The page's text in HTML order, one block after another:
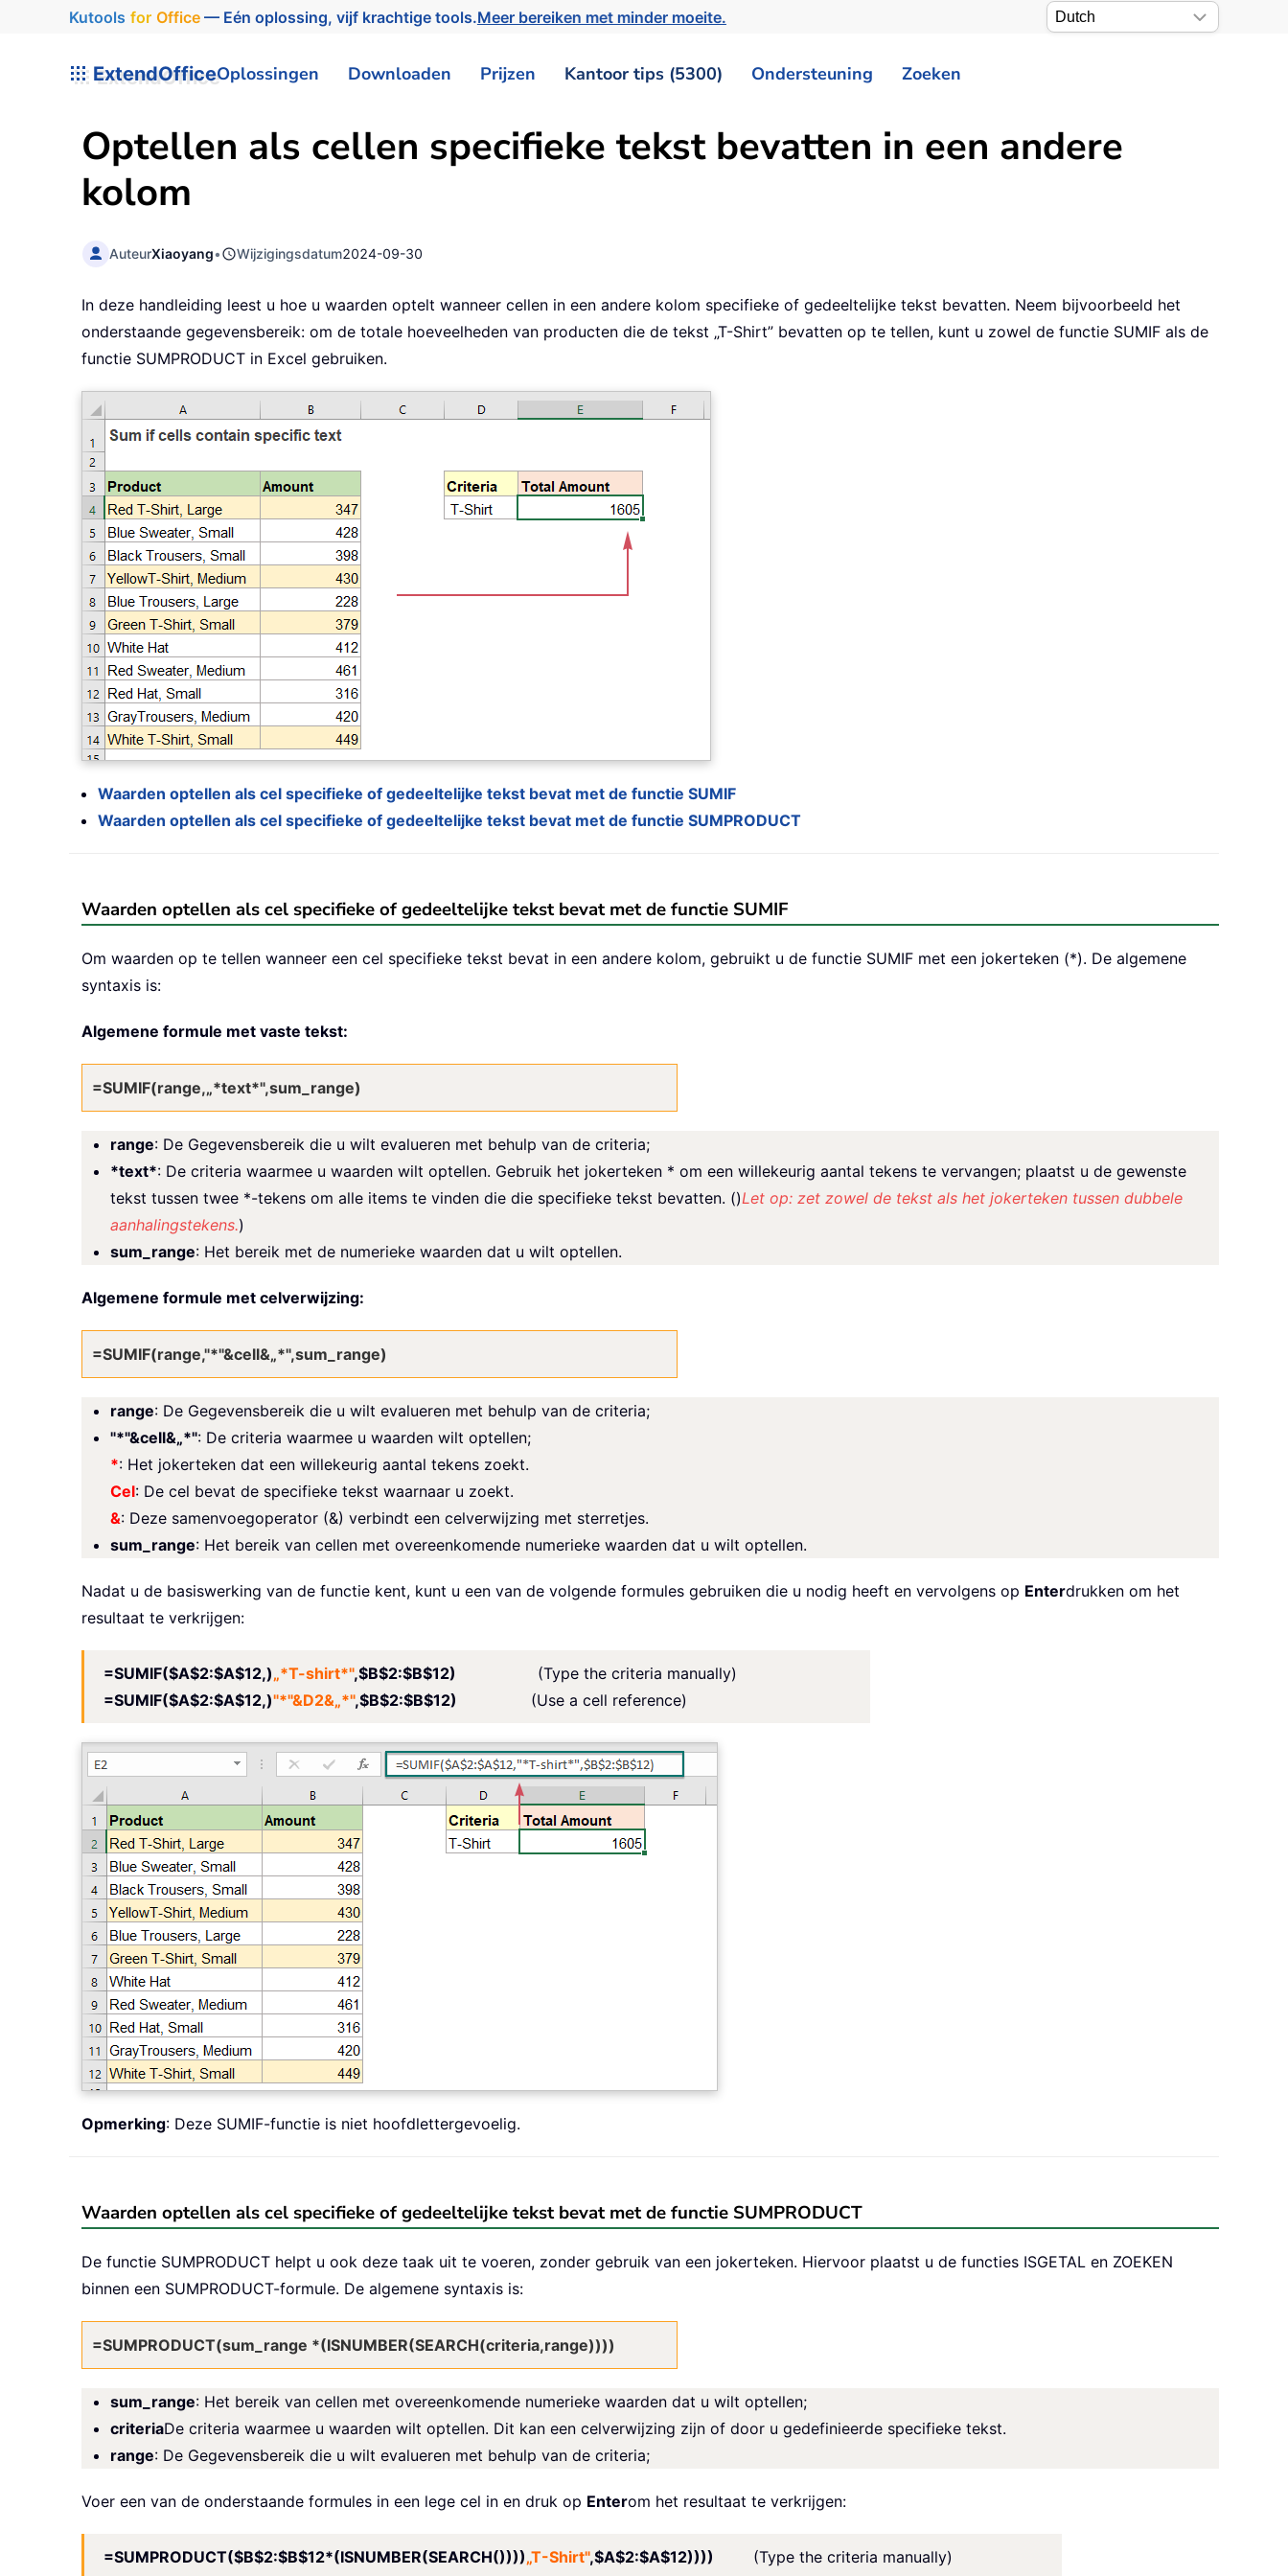
Kutools for Office— Eén oplossing, vijf krachtige tools.Meer bereiken met minder moeite.
ExtendOfficeOplossingen Downloaden Prijzen Kantoor tips (5300) Ondersteuning Zoeken
Optellen als cellen specifieke tekst bevatten in een andere
kolom
AuteurXiaoyang• Wijzigingsdatum2024-09-30
In deze handleiding leest u hoe u waarden optelt wanneer cellen in een andere kolom specifieke of gedeeltelijke tekst bevatten. Neem bijvoorbeeld het
onderstaande gegevensbereik: om de totale hoeveelheden van producten die de tekst „T-Shirt” bevatten op te tellen, kunt u zowel de functie SUMIF als de
functie SUMPRODUCT in Excel gebruiken.
Waarden optellen als cel specifieke of gedeeltelijke tekst bevat met de functie SUMIF
Waarden optellen als cel specifieke of gedeeltelijke tekst bevat met de functie SUMPRODUCT
Waarden optellen als cel specifieke of gedeeltelijke tekst bevat met de functie SUMIF
Om waarden op te tellen wanneer een cel specifieke tekst bevat in een andere kolom, gebruikt u de functie SUMIF met een jokerteken (*). De algemene
syntaxis is:
Algemene formule met vaste tekst:
=SUMIF(range,„*text*",sum_range)
range: De Gegevensbereik die u wilt evalueren met behulp van de criteria;
*text*: De criteria waarmee u waarden wilt optellen. Gebruik het jokerteken * om een willekeurig aantal tekens te vervangen; plaatst u de gewenste
tekst tussen twee *-tekens om alle items te vinden die die specifieke tekst bevatten. ()Let op: zet zowel de tekst als het jokerteken tussen dubbele
aanhalingstekens.)
sum_range: Het bereik met de numerieke waarden dat u wilt optellen.
Algemene formule met celverwijzing:
=SUMIF(range,"*"&cell&„*",sum_range)
range: De Gegevensbereik die u wilt evalueren met behulp van de criteria;
"*"&cell&„*": De criteria waarmee u waarden wilt optellen;
*: Het jokerteken dat een willekeurig aantal tekens zoekt.
Cel: De cel bevat de specifieke tekst waarnaar u zoekt.
&: Deze samenvoegoperator (&) verbindt een celverwijzing met sterretjes.
sum_range: Het bereik van cellen met overeenkomende numerieke waarden dat u wilt optellen.
Nadat u de basiswerking van de functie kent, kunt u een van de volgende formules gebruiken die u nodig heeft en vervolgens op Enterdrukken om het
resultaat te verkrijgen:
=SUMIF($A$2:$A$12,)„*T-shirt*",$B$2:$B$12)
(Type the criteria manually)
=SUMIF($A$2:$A$12,)"*"&D2&„*",$B$2:$B$12) (Use a cell reference)
Opmerking: Deze SUMIF-functie is niet hoofdlettergevoelig.
Waarden optellen als cel specifieke of gedeeltelijke tekst bevat met de functie SUMPRODUCT
De functie SUMPRODUCT helpt u ook deze taak uit te voeren, zonder gebruik van een jokerteken. Hiervoor plaatst u de functies ISGETAL en ZOEKEN
binnen een SUMPRODUCT-formule. De algemene syntaxis is:
=SUMPRODUCT(sum_range *(ISNUMBER(SEARCH(criteria,range))))
sum_range: Het bereik van cellen met overeenkomende numerieke waarden dat u wilt optellen;
criteriaDe criteria waarmee u waarden wilt optellen. Dit kan een celverwijzing zijn of door u gedefinieerde specifieke tekst.
range: De Gegevensbereik die u wilt evalueren met behulp van de criteria;
Voer een van de onderstaande formules in een lege cel in en druk op Enterom het resultaat te verkrijgen:
=SUMPRODUCT($B$2:$B$12*(ISNUMBER(SEARCH())))„T-Shirt",$A$2:$A$12))))
(Type the criteria manually)